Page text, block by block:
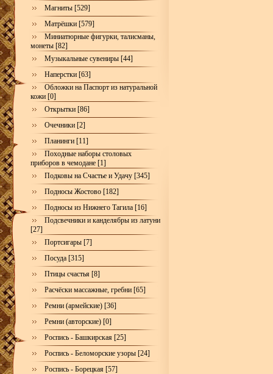
Магниты [529]
Матрёшки [579]
Миниатюрные фигурки, талисманы,
монеты [82]
Музыкальные сувениры [44]
Наперстки [63]
Обложки на Паспорт из натуральной
кожи [0]
Открытки [86]
Очечники [2]
Планинги [11]
Походные наборы столовых
приборов в чемодане [1]
Подковы на Счастье и Удачу [345]
Подносы Жостово [182]
Подносы из Нижнего Тагила [16]
Подсвечники и канделябры из латуни
[27]
Портсигары [7]
Посуда [315]
Птицы счастья [8]
Расчёски массажные, гребни [65]
Ремни (армейские) [36]
Ремни (авторские) [0]
Роспись - Башкирская [25]
Роспись - Беломорские узоры [24]
Роспись - Борецкая [57]